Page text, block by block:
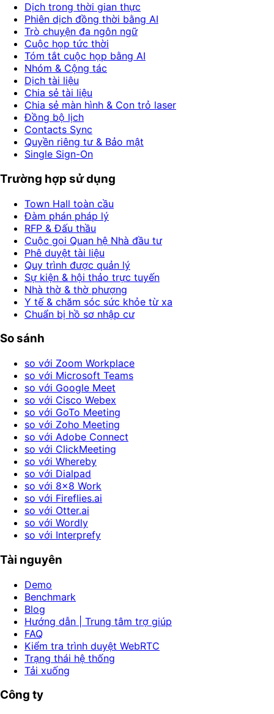
Dịch trong thời gian thực
Phiên dịch đồng thời bằng AI
Trò chuyện đa ngôn ngữ
Cuộc họp tức thời
Tóm tắt cuộc họp bằng AI
Nhóm & Cộng tác
Dịch tài liệu
Chia sẻ tài liệu
Chia sẻ màn hình & Con trỏ laser
Đồng bộ lịch
Contacts Sync
Quyền riêng tư & Bảo mật
Single Sign-On
Trường hợp sử dụng
Town Hall toàn cầu
Đàm phán pháp lý
RFP & Đấu thầu
Cuộc gọi Quan hệ Nhà đầu tư
Phê duyệt tài liệu
Quy trình được quản lý
Sự kiện & hội thảo trực tuyến
Nhà thờ & thờ phượng
Y tế & chăm sóc sức khỏe từ xa
Chuẩn bị hồ sơ nhập cư
So sánh
so với Zoom Workplace
so với Microsoft Teams
so với Google Meet
so với Cisco Webex
so với GoTo Meeting
so với Zoho Meeting
so với Adobe Connect
so với ClickMeeting
so với Whereby
so với Dialpad
so với 8x8 Work
so với Fireflies.ai
so với Otter.ai
so với Wordly
so với Interprefy
Tài nguyên
Demo
Benchmark
Blog
Hướng dẫn | Trung tâm trợ giúp
FAQ
Kiểm tra trình duyệt WebRTC
Trạng thái hệ thống
Tải xuống
Công ty